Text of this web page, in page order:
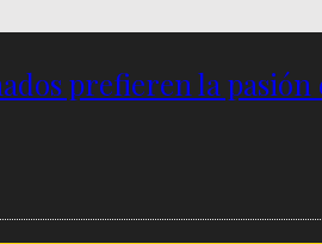
prefieren la